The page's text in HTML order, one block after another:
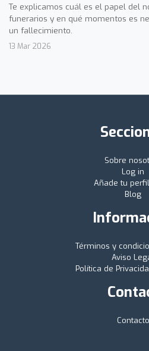
Te explicamos cuál es el papel del
funerarios y en qué momentos es
un fallecimiento.
13 Mar 2026
Sobre
Log in
Añade tu
Blog
Términos y
Aviso
Política de
Contacto